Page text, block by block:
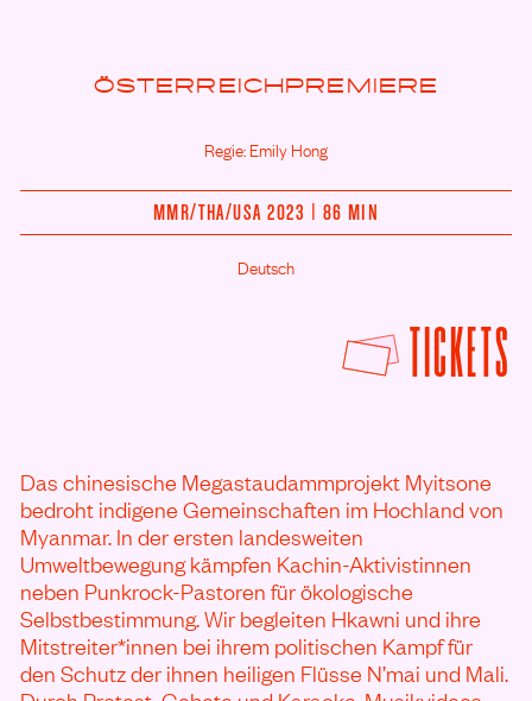
ÖSTERREICHPREMIERE
Regie: Emily Hong
MMR/THA/USA 2023 | 86 MIN
Deutsch
TICKETS
Das chinesische Megastaudammprojekt Myitsone
bedroht indigene Gemeinschaften im Hochland von
Myanmar. In der ersten landesweiten
Umweltbewegung kämpfen Kachin-Aktivistinnen
neben Punkrock-Pastoren für ökologische
Selbstbestimmung. Wir begleiten Hkawni und ihre
Mitstreiter*innen bei ihrem politischen Kampf für
den Schutz der ihnen heiligen Flüsse N’mai und Mali.